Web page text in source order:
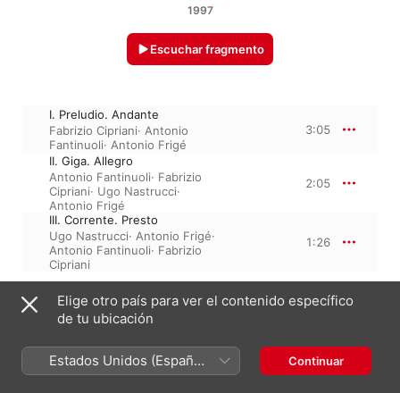
1997
Escuchar fragmento
I. Preludio. Andante
Fabrizio Cipriani· Antonio
Fantinuoli· Antonio Frigé
3:05
II. Giga. Allegro
Antonio Fantinuoli· Fabrizio
Cipriani· Ugo Nastrucci·
Antonio Frigé
2:05
III. Corrente. Presto
Ugo Nastrucci· Antonio Frigé·
Antonio Fantinuoli· Fabrizio
Cipriani
1:26
31 de diciembre de 1997
℗ 1997 Cantus Records
Elige otro país para ver el contenido específico
de tu ubicación
Estados Unidos (Español
México)
Continuar